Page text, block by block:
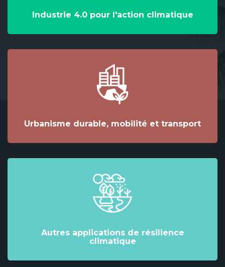
Industrie 4.0 pour l'action climatique
Urbanisme durable, mobilité et transport
Autres applications de résilience
climatique